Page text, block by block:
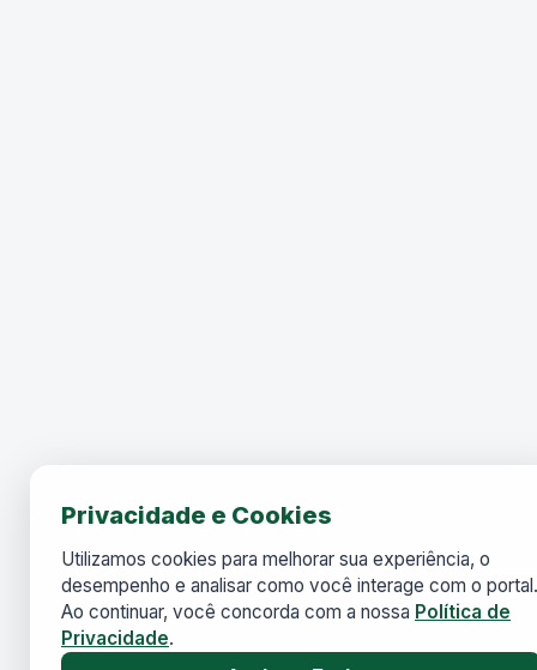
Privacidade e Cookies
Utilizamos cookies para melhorar sua experiência, o
desempenho e analisar como você interage com o portal.
Ao continuar, você concorda com a nossa Política de
Privacidade.